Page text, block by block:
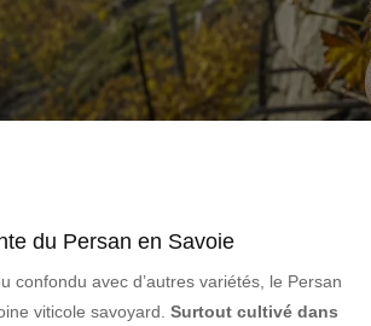
du Persan en Savoie
confondu avec d’autres variétés, le Persan
viticole savoyard. Surtout cultivé dans